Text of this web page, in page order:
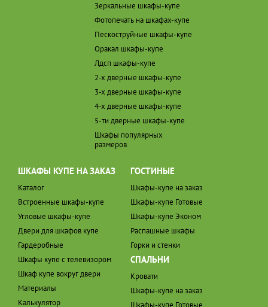
Зеркальные шкафы-купе
Фотопечать на шкафах-купе
Пескоструйные шкафы-купе
Оракал шкафы-купе
Лдсп шкафы-купе
2-х дверные шкафы-купе
3-х дверные шкафы-купе
4-х дверные шкафы-купе
5-ти дверные шкафы-купе
Шкафы популярных
размеров
ШКАФЫ КУПЕ НА ЗАКАЗ
Каталог
Встроенные шкафы-купе
Угловые шкафы-купе
Двери для шкафов купе
Гардеробные
Шкафы купе с телевизором
Шкаф купе вокруг двери
Материалы
Калькулятор
ГОСТИНЫЕ
Шкафы-купе на заказ
Шкафы-купе Готовые
Шкафы-купе Эконом
Распашные шкафы
Горки и стенки
СПАЛЬНИ
Кровати
Шкафы-купе на заказ
Шкафы-купе Готовые